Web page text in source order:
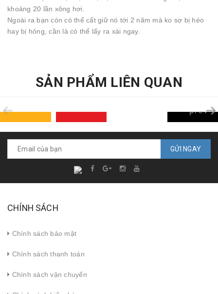
khoảng 20 lần xông hơi.
Ngoài ra bạn còn có thể cất giữ nó tới 2 năm mà ko sợ bị héo
hay bị hỏng, cần là có thể lấy ra xài ngay.
SẢN PHẨM LIÊN QUAN
prev
GỬI NGAY
CHÍNH SÁCH
Chính sách bảo mật
Chính sách thanh toán
Chính sách vận chuyển